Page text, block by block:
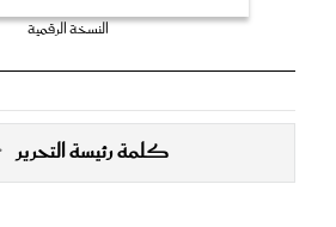
النسخة الرقمية
كلمة رئيسة التحرير